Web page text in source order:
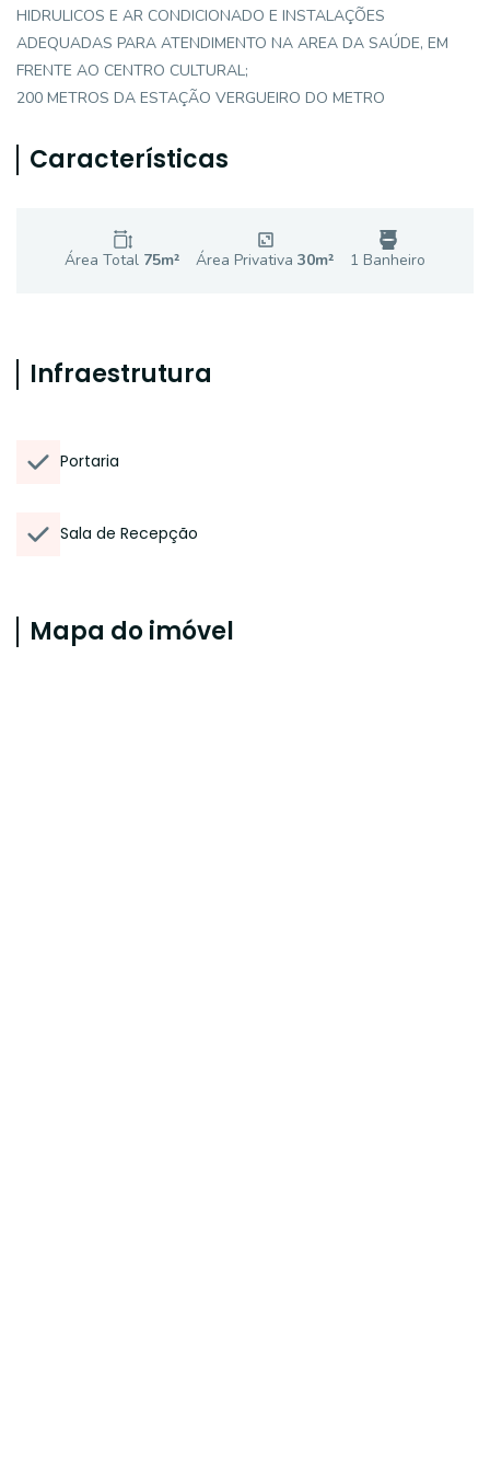
HIDRULICOS E AR CONDICIONADO E INSTALAÇÕES
ADEQUADAS PARA ATENDIMENTO NA AREA DA SAÚDE, EM
FRENTE AO CENTRO CULTURAL;
200 METROS DA ESTAÇÃO VERGUEIRO DO METRO
Características
Área Total 75m² Área Privativa 30m² 1 Banheiro
Infraestrutura
Portaria
Sala de Recepção
Mapa do imóvel